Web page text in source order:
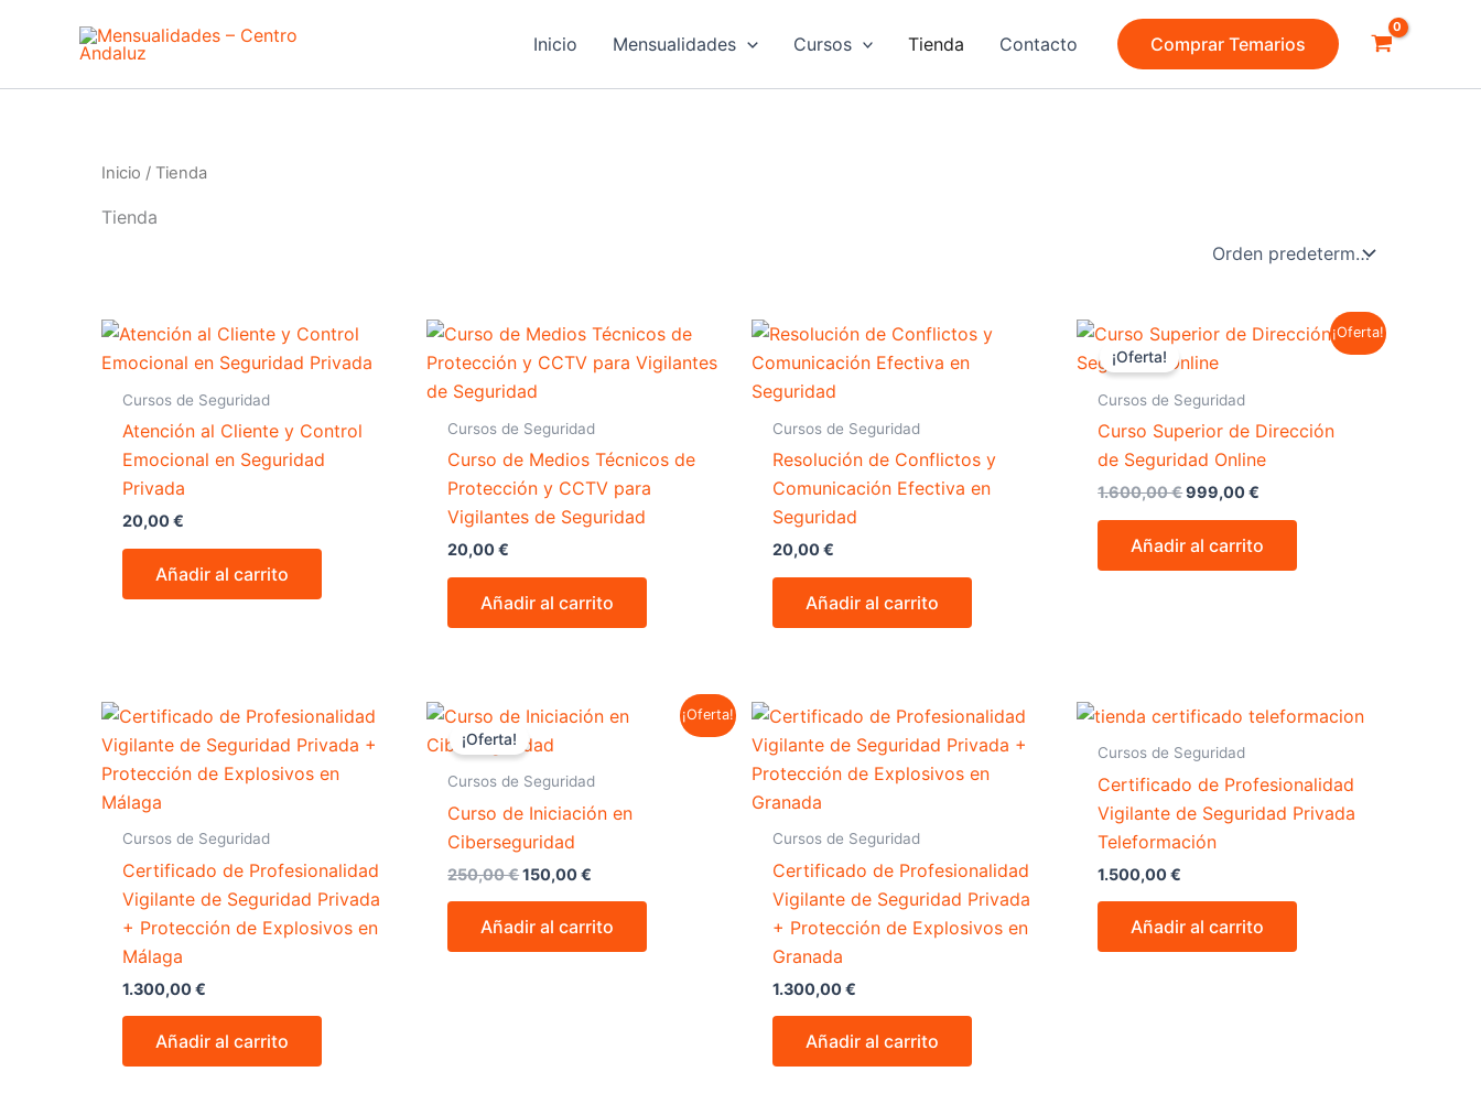
Inicio Mensualidades Cursos Tienda Contacto Comprar Temarios
Inicio / Tienda
Tienda
Cursos de Seguridad
Atención al Cliente y Control
Emocional en Seguridad
Privada
20,00€
Añadir al carrito
Cursos de Seguridad
Curso de Medios Técnicos de
Protección y CCTV para
Vigilantes de Seguridad
20,00€
Añadir al carrito
Cursos de Seguridad
Resolución de Conflictos y
Comunicación Efectiva en
Seguridad
20,00€
Añadir al carrito
¡Oferta!
¡Oferta!
Cursos de Seguridad
Curso Superior de Dirección
de Seguridad Online
1.600,00€
El
precio
original
1.600,00 €.
999,00€
El
precio
Añadir al carrito
Cursos de Seguridad
Certificado de Profesionalidad
Vigilante de Seguridad Privada
+ Protección de Explosivos en
Málaga
1.300,00€
Añadir al carrito
¡Oferta!
¡Oferta!
Cursos de Seguridad
Curso de Iniciación en
Ciberseguridad
250,00€
El
precio
original
250,00 €.
150,00€
El
precio
150,00 €.
Añadir al carrito
Cursos de Seguridad
Certificado de Profesionalidad
Vigilante de Seguridad Privada
+ Protección de Explosivos en
Granada
1.300,00€
Añadir al carrito
Cursos de Seguridad
Certificado de Profesionalidad
Vigilante de Seguridad Privada
Teleformación
1.500,00€
Añadir al carrito